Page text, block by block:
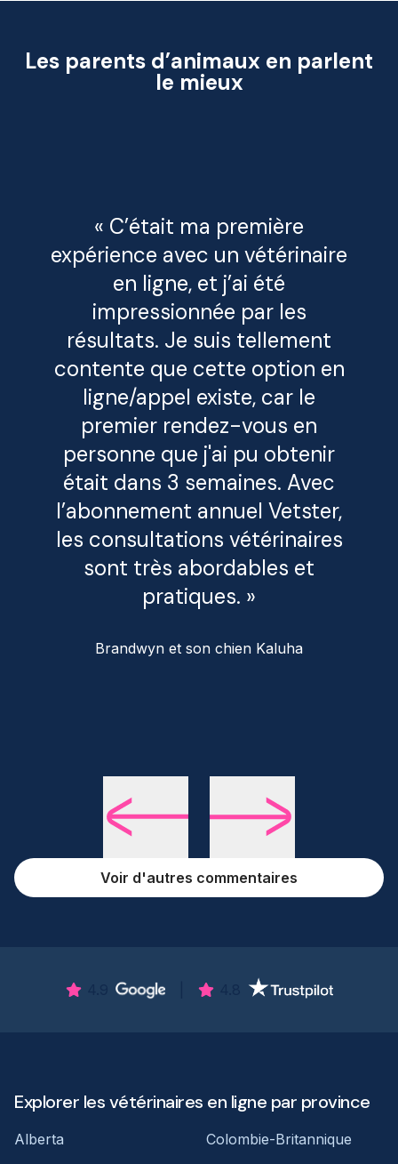
Les parents d’animaux en parlent
le mieux
« C’était ma première
expérience avec un vétérinaire
en ligne, et j’ai été
impressionnée par les
résultats. Je suis tellement
contente que cette option en
ligne/appel existe, car le
premier rendez-vous en
personne que j'ai pu obtenir
était dans 3 semaines. Avec
l’abonnement annuel Vetster,
les consultations vétérinaires
sont très abordables et
pratiques. »
Brandwyn et son chien Kaluha
Voir d'autres commentaires
Explorer les vétérinaires en ligne par province
Alberta
Colombie-Britannique